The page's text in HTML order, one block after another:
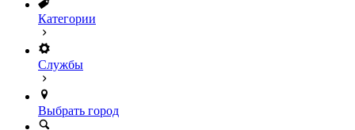
Категории
Службы
Выбрать город